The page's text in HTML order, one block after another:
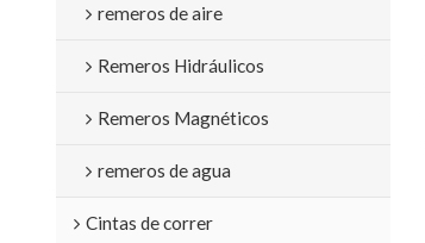
remeros de aire
Remeros Hidráulicos
Remeros Magnéticos
remeros de agua
Cintas de correr